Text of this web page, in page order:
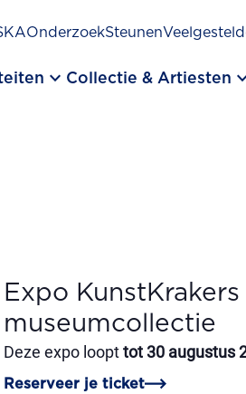
OnderzoekSteunen
keyboard_arrow_down Collectie & Artiesten
Expo KunstKrakers
museumcollectie
Deze expo loopttot 30 augustus
Reserveer je ticket